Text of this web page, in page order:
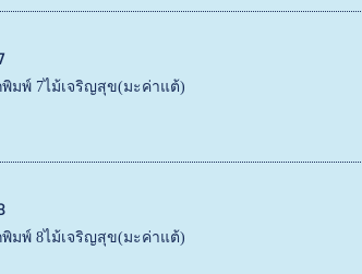
มพ์ 7ไม้เจริญสุข(มะค่าแต้)
มพ์ 8ไม้เจริญสุข(มะค่าแต้)